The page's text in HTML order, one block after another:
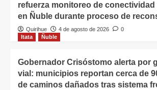
refuerza monitoreo de
en Ñuble durante proceso de
Quirihue 4 de agosto de 2026
0
Itata
Ñuble
Gobernador Crisóstomo alerta por
vial: municipios reportan cerca de
de caminos dañados tras sistema